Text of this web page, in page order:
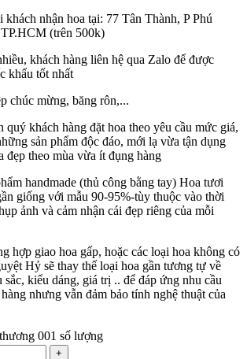
nhận hoa tại: 77 Tân Thành, P Phú
(trên 500k)
khách hàng liên hệ qua Zalo để được
khấu tốt nhất
chúc mừng, băng rôn,...
khách hàng đặt hoa theo yêu cầu mức giá,
sản phẩm độc đáo, mới lạ vừa tận dụng
đẹp theo mùa vừa ít đụng hàng
handmade (thủ công bằng tay) Hoa tươi
giống với mẫu 90-95%-tùy thuộc vào thời
ảnh và cảm nhận cái đẹp riêng của mỗi
hợp giao hoa gấp, hoặc các loại hoa không có
Hỷ sẽ thay thế loại hoa gần tương tự về
sắc, kiểu dáng, giá trị .. để đáp ứng nhu cầu
nhưng vẫn đảm bảo tính nghệ thuật của
001 số lượng